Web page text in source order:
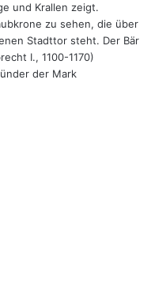
und Krallen zeigt.
zu sehen, die über
Stadttor steht. Der Bär
I., 1100-1170)
der Mark